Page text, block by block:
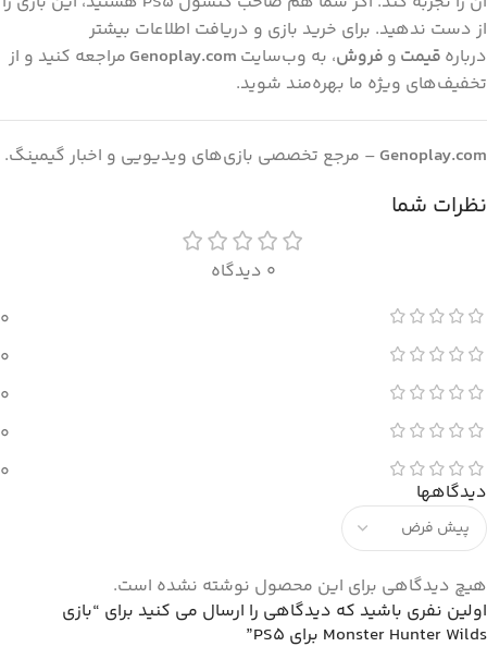
از دست ندهید. برای خرید بازی و دریافت اطلاعات بیشتر
درباره قیمت و فروش، به وب‌سایت Genoplay.com مراجعه کنید و از
تخفیف‌های ویژه ما بهره‌مند شوید.
Genoplay.com – مرجع تخصصی بازی‌های ویدیویی و اخبار گیمینگ.
نظرات شما
0 دیدگاه
0
0
0
0
0
دیدگاهها
هیچ دیدگاهی برای این محصول نوشته نشده است.
اولین نفری باشید که دیدگاهی را ارسال می کنید برای “بازی
Monster Hunter Wilds برای PS5”